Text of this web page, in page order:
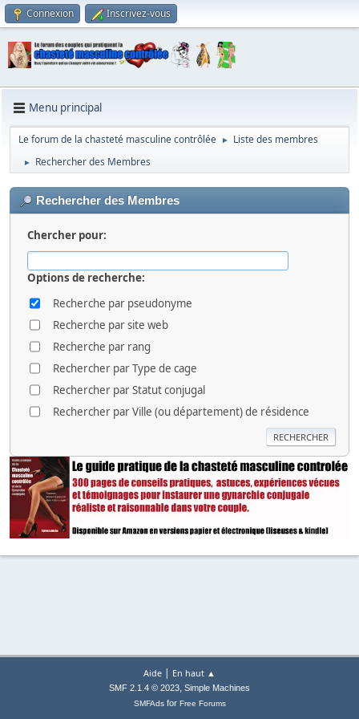
Connexion Inscrivez-vous
Menu principal
Le forum de la chasteté masculine contrôlée ► Liste des membres
► Rechercher des Membres
Rechercher des Membres
Chercher pour:
Options de recherche:
Recherche par pseudonyme
Recherche par site web
Recherche par rang
Rechercher par Type de cage
Rechercher par Statut conjugal
Rechercher par Ville (ou département) de résidence
Aide | En haut ▲
SMF 2.1.4 © 2023, Simple Machines
SMFAdsfor Free Forums